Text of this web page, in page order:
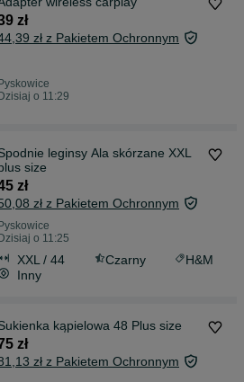
zł
zł z Pakietem Ochronnym
Pyskowice
Dzisiaj o 11:29
leginsy Ala skórzane XXL
size
zł
zł z Pakietem Ochronnym
Pyskowice
Dzisiaj o 11:25
XXL / 44 Czarny
H&M
Inny
kąpielowa 48 Plus size
zł
zł z Pakietem Ochronnym